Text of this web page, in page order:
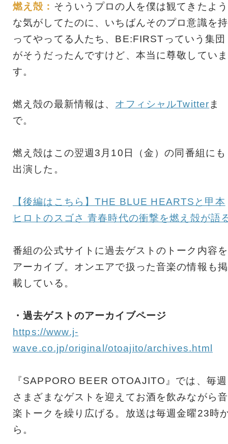
燃え殻： そういうプロの人を僕は観てきたよう
な気がしてたのに、いちばんそのプロ意識を持
ってやってる人たち、BE:FIRSTっていう集団
がそうだったんですけど、本当に尊敬していま
す。
燃え殻の最新情報は、 オフィシャルTwitter ま
で。
燃え殻はこの翌週3月10日（金）の同番組にも
出演した。
【後編はこちら】THE BLUE HEARTSと甲本
ヒロトのスゴさ 青春時代の衝撃を燃え殻が語
番組の公式サイトに過去ゲストのトーク内容を
アーカイブ。オンエアで扱った音楽の情報も掲
載している。
・過去ゲストのアーカイブページ
https://www.j-
wave.co.jp/original/otoajito/archives.html
『SAPPORO BEER OTOAJITO』では、毎週
さまざまなゲストを迎えてお酒を飲みながら音
楽トークを繰り広げる。放送は毎週金曜23時
ら。